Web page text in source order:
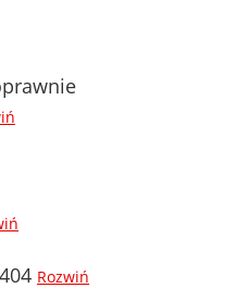
Rozwiń